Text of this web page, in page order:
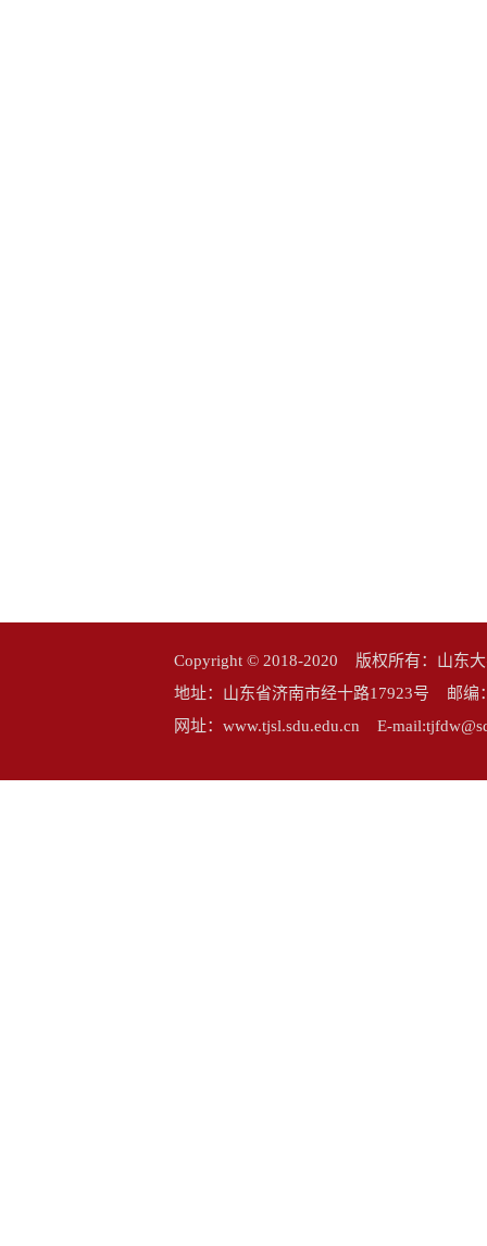
Copyright © 2018-2020 版权所有：山东
地址：山东省济南市经十路17923号 邮
网址：www.tjsl.sdu.edu.cn E-